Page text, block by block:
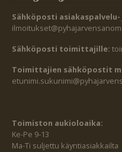
Sähköposti
Sähköposti toimittajille:
Toimittajien sähköpostit
Toimiston aukioloaika:
Ke-Pe 9-13
Ma-Ti suljettu käyntiasiakkailta